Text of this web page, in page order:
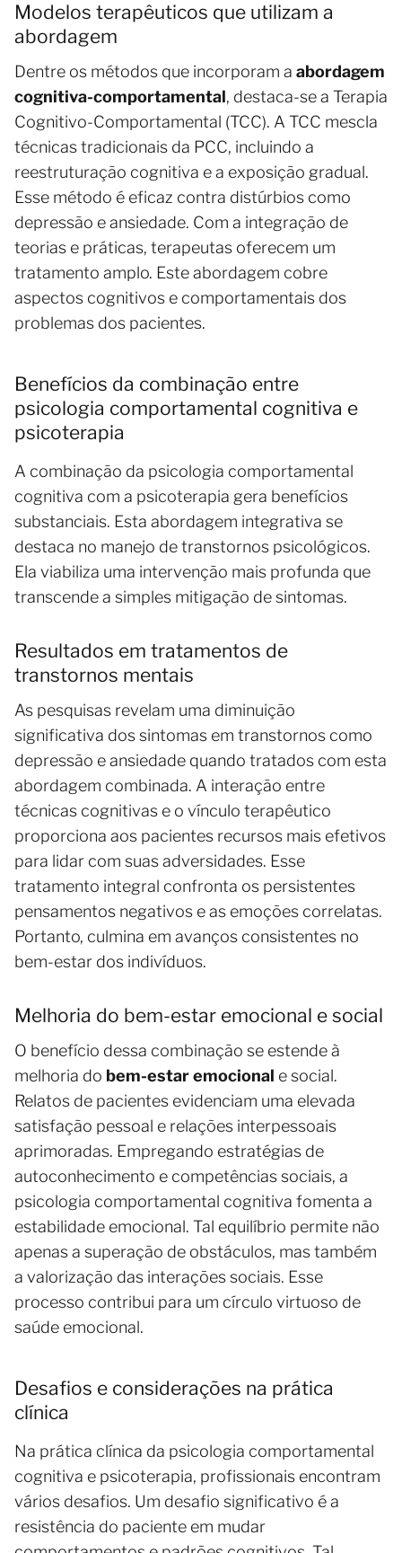
Modelos terapêuticos que utilizam a
abordagem
Dentre os métodos que incorporam a abordagem
cognitiva-comportamental, destaca-se a Terapia
Cognitivo-Comportamental (TCC). A TCC mescla
técnicas tradicionais da PCC, incluindo a
reestruturação cognitiva e a exposição gradual.
Esse método é eficaz contra distúrbios como
depressão e ansiedade. Com a integração de
teorias e práticas, terapeutas oferecem um
tratamento amplo. Este abordagem cobre
aspectos cognitivos e comportamentais dos
problemas dos pacientes.
Benefícios da combinação entre
psicologia comportamental cognitiva e
psicoterapia
A combinação da psicologia comportamental
cognitiva com a psicoterapia gera benefícios
substanciais. Esta abordagem integrativa se
destaca no manejo de transtornos psicológicos.
Ela viabiliza uma intervenção mais profunda que
transcende a simples mitigação de sintomas.
Resultados em tratamentos de
transtornos mentais
As pesquisas revelam uma diminuição
significativa dos sintomas em transtornos como
depressão e ansiedade quando tratados com esta
abordagem combinada. A interação entre
técnicas cognitivas e o vínculo terapêutico
proporciona aos pacientes recursos mais efetivos
para lidar com suas adversidades. Esse
tratamento integral confronta os persistentes
pensamentos negativos e as emoções correlatas.
Portanto, culmina em avanços consistentes no
bem-estar dos indivíduos.
Melhoria do bem-estar emocional e social
O benefício dessa combinação se estende à
melhoria do bem-estar emocional e social.
Relatos de pacientes evidenciam uma elevada
satisfação pessoal e relações interpessoais
aprimoradas. Empregando estratégias de
autoconhecimento e competências sociais, a
psicologia comportamental cognitiva fomenta a
estabilidade emocional. Tal equilíbrio permite não
apenas a superação de obstáculos, mas também
a valorização das interações sociais. Esse
processo contribui para um círculo virtuoso de
saúde emocional.
Desafios e considerações na prática
clínica
Na prática clínica da psicologia comportamental
cognitiva e psicoterapia, profissionais encontram
vários desafios. Um desafio significativo é a
resistência do paciente em mudar